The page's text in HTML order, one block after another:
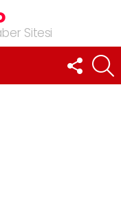
Sitesi
FOLLOW
US